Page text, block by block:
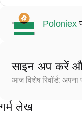
Poloniex
साइन अप करें
आज विशेष रिवॉर्ड:
गर्म लेख